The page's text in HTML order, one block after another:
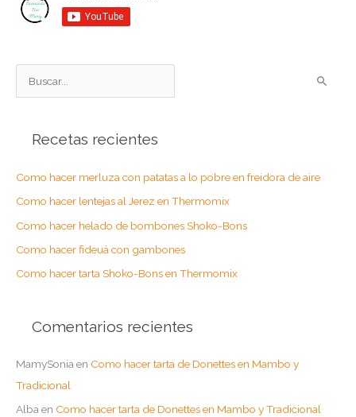
u
r
p
o
r
Recetas recientes
Como hacer merluza con patatas a lo pobre en freidora de aire
Como hacer lentejas al Jerez en Thermomix
Como hacer helado de bombones Shoko-Bons
Como hacer fideuá con gambones
Como hacer tarta Shoko-Bons en Thermomix
Comentarios recientes
MamySonia en Como hacer tarta de Donettes en Mambo y
Tradicional
Albaen Como hacer tarta de Donettes en Mambo y Tradicional